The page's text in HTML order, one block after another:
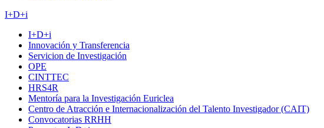
I+D+i
I+D+i
Innovación y Transferencia
Servicion de Investigación
OPE
CINTTEC
HRS4R
Mentoría para la Investigación Euriclea
Centro de Atracción e Internacionalización del Talento Investigador (CAIT)
Convocatorias RRHH